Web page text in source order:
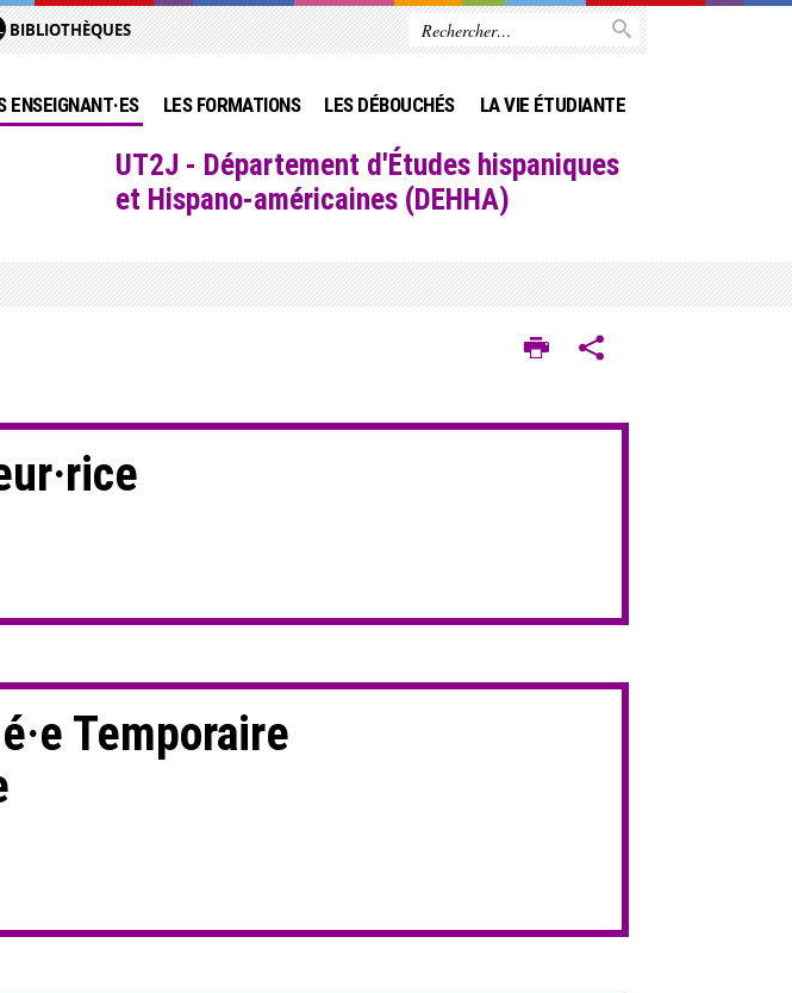
BIBLIOTHÈQUES
ENSEIGNANT·ES LES FORMATIONS LES DÉBOUCHÉS LA VIE ÉTUDIANTE
UT2J - Département d'Études hispaniques
et Hispano-américaines (DEHHA)
Temporaire